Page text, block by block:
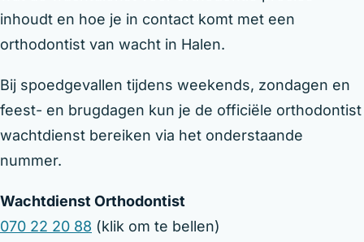
inhoudt en hoe je in contact komt met een
orthodontist van wacht in Halen.
Bij spoedgevallen tijdens weekends, zondagen en
feest- en brugdagen kun je de officiële orthodontist
wachtdienst bereiken via het onderstaande
nummer.
Wachtdienst Orthodontist
070 22 20 88 (klik om te bellen)